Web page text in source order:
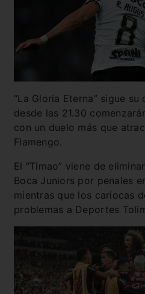
“La Gloria Eterna” sigue
desde las 21.30
con un duelo más que
Flamengo.
El “Timao” viene de
Boca Juniors por penales
mientras que los cariocas
problemas a Deportes